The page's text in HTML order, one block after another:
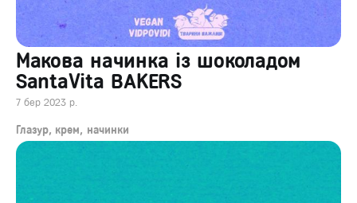
Макова начинка із шоколадом
SantaVita BAKERS
7 бер 2023 р.
Глазур, крем, начинки